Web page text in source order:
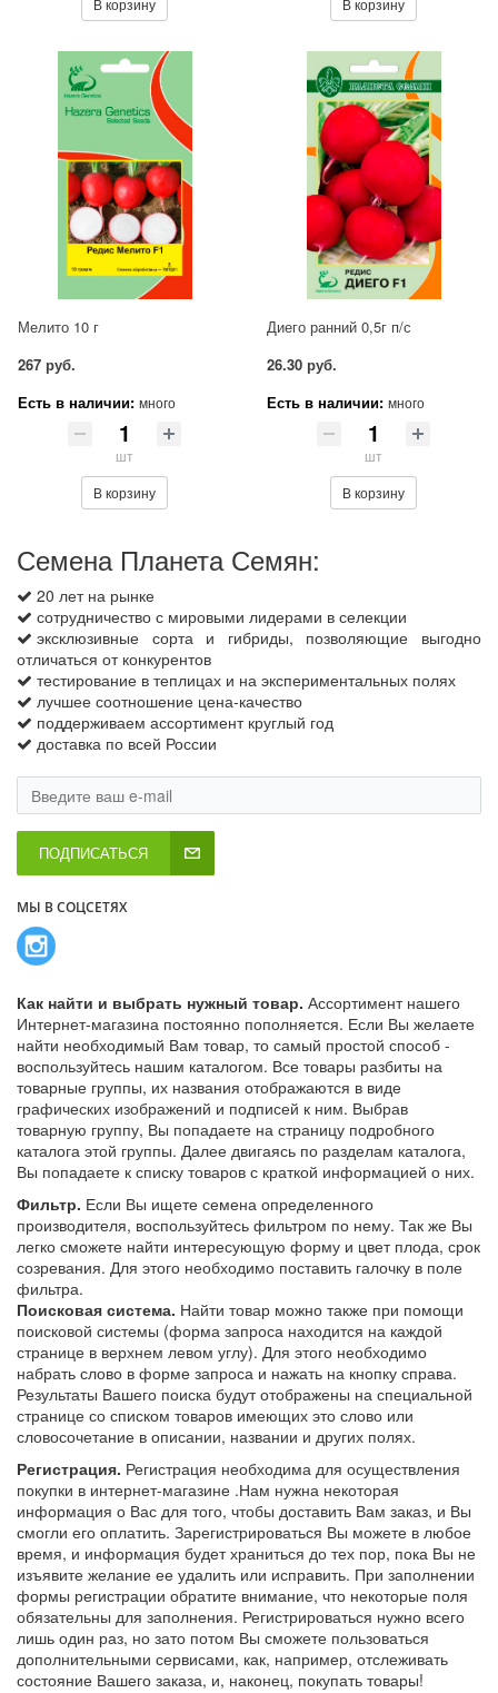
В корзину В корзину
Мелито 10 г
267 руб.
Есть в наличии: много
шт
В корзину
Диего ранний 0,5г п/с
26.30 руб.
Есть в наличии: много
шт
В корзину
Семена Планета Семян:
20 лет на рынке
сотрудничество с мировыми лидерами в селекции
эксклюзивные сорта и гибриды, позволяющие выгодно
отличаться от конкурентов
тестирование в теплицах и на экспериментальных полях
лучшее соотношение цена-качество
поддерживаем ассортимент круглый год
доставка по всей России
ПОДПИСАТЬСЯ
МЫ В СОЦСЕТЯХ
Как найти и выбрать нужный товар. Ассортимент нашего
Интернет-магазина постоянно пополняется. Если Вы желаете
найти необходимый Вам товар, то самый простой способ -
воспользуйтесь нашим каталогом. Все товары разбиты на
товарные группы, их названия отображаются в виде
графических изображений и подписей к ним. Выбрав
товарную группу, Вы попадаете на страницу подробного
каталога этой группы. Далее двигаясь по разделам каталога,
Вы попадаете к списку товаров с краткой информацией о них.
Фильтр. Если Вы ищете семена определенного
производителя, воспользуйтесь фильтром по нему. Так же Вы
легко сможете найти интересующую форму и цвет плода, срок
созревания. Для этого необходимо поставить галочку в поле
фильтра.
Поисковая система. Найти товар можно также при помощи
поисковой системы (форма запроса находится на каждой
странице в верхнем левом углу). Для этого необходимо
набрать слово в форме запроса и нажать на кнопку справа.
Результаты Вашего поиска будут отображены на специальной
странице со списком товаров имеющих это слово или
словосочетание в описании, названии и других полях.
Регистрация. Регистрация необходима для осуществления
покупки в интернет-магазине .Нам нужна некоторая
информация о Вас для того, чтобы доставить Вам заказ, и Вы
смогли его оплатить. Зарегистрироваться Вы можете в любое
время, и информация будет храниться до тех пор, пока Вы не
изъявите желание ее удалить или исправить. При заполнении
формы регистрации обратите внимание, что некоторые поля
обязательны для заполнения. Регистрироваться нужно всего
лишь один раз, но зато потом Вы сможете пользоваться
дополнительными сервисами, как, например, отслеживать
состояние Вашего заказа, и, наконец, покупать товары!